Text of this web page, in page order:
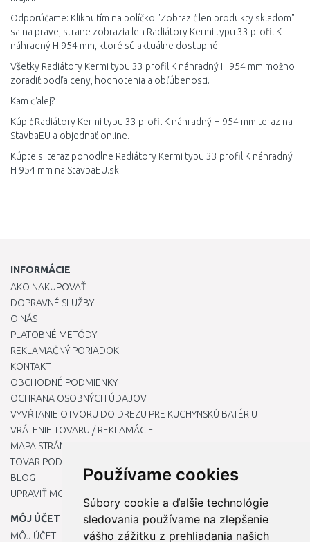
Používame cookies
Súbory cookie a ďalšie technológie
sledovania používame na zlepšenie
vášho zážitku z prehliadania našich
Odporúčame: Kliknutím na políčko "Zobraziť len produkty skladom"
sa na pravej strane zobrazia len Radiátory Kermi typu 33 profil K
náhradný H 954 mm, ktoré sú aktuálne dostupné.
Všetky Radiátory Kermi typu 33 profil K náhradný H 954 mm možno
zoradiť podľa ceny, hodnotenia a obľúbenosti.
Kam ďalej?
Kúpiť Radiátory Kermi typu 33 profil K náhradný H 954 mm teraz na
StavbaEU a objednať online.
Kúpte si teraz pohodlne Radiátory Kermi typu 33 profil K náhradný
H 954 mm na StavbaEU.sk.
INFORMÁCIE
AKO NAKUPOVAŤ
DOPRAVNÉ SLUŽBY
O NÁS
PLATOBNÉ METÓDY
REKLAMAČNÝ PORIADOK
KONTAKT
OBCHODNÉ PODMIENKY
OCHRANA OSOBNÝCH ÚDAJOV
VYVŔTANIE OTVORU DO DREZU PRE KUCHYNSKÚ BATÉRIU
VRÁTENIE TOVARU / REKLAMÁCIE
MAPA STRÁNOK
TOVAR PODĽA ZNAČIEK
BLOG
UPRAVIŤ MOJE PREDVOĽBY COOKIES
MÔJ ÚČET
MÔJ ÚČET